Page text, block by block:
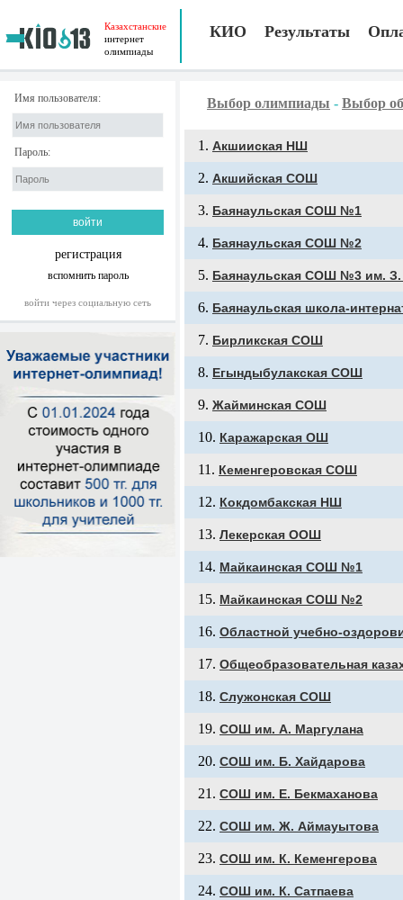
Казахстанские
интернет
олимпиады
КИО Результаты
Имя пользователя:
Пароль:
регистрация
вспомнить пароль
войти через социальную сеть
Выбор олимпиады - Выбор
Акшииская НШ
Акшийская СОШ
Баянаульская СОШ №1
Баянаульская СОШ №2
Баянаульская СОШ №3 им.
Баянаульская школа-
Бирликская СОШ
Егындыбулакская СОШ
Жайминская СОШ
Каражарская ОШ
Кеменгеровская СОШ
Кокдомбакская НШ
Лекерская ООШ
Майкаинская СОШ №1
Майкаинская СОШ №2
Областной учебно-
Общеобразовательная
Служонская СОШ
СОШ им. А. Маргулана
СОШ им. Б. Хайдарова
СОШ им. Е. Бекмаханова
СОШ им. Ж. Аймауытова
СОШ им. К. Кеменгерова
СОШ им. К. Сатпаева